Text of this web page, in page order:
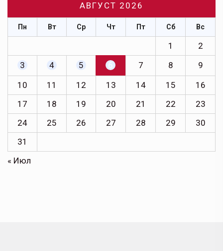
АВГУСТ 2026
Пн Вт Ср Чт Пт Сб Вс
1
2
3
4 5 6 7 8
9
10
11 12 13 14 15
16
17
18 19 20 21 22
23
24
25 26 27 28 29
30
31
« Июл